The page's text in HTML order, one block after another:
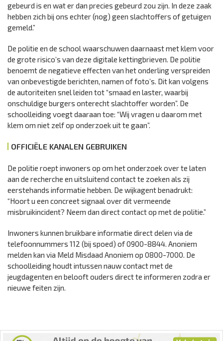
gebeurd is en wat er dan precies gebeurd zou zijn. In deze zaak
hebben zich bij ons echter (nog) geen slachtoffers of getuigen
gemeld.”
De politie en de school waarschuwen daarnaast met klem voor
de grote risico’s van deze digitale kettingbrieven. De politie
benoemt de negatieve effecten van het onderling verspreiden
van onbevestigde berichten, namen of foto’s. Dit kan volgens
de autoriteiten snel leiden tot “smaad en laster, waarbij
onschuldige burgers onterecht slachtoffer worden”. De
schoolleiding voegt daaraan toe: “Wij vragen u daarom met
klem om niet zelf op onderzoek uit te gaan”.
OFFICIËLE KANALEN GEBRUIKEN
De politie roept inwoners op om het onderzoek over te laten
aan de recherche en uitsluitend contact te zoeken als zij
eerstehands informatie hebben. De wijkagent benadrukt:
“Hoort u een concreet signaal over dit vermeende
misbruikincident? Neem dan direct contact op met de politie.”
Inwoners kunnen bruikbare informatie direct delen via de
telefoonnummers 112 (bij spoed) of 0900-8844. Anoniem
melden kan via Meld Misdaad Anoniem op 0800-7000. De
schoolleiding houdt intussen nauw contact met de
jeugdagenten en belooft ouders direct te informeren zodra er
nieuwe feiten zijn.